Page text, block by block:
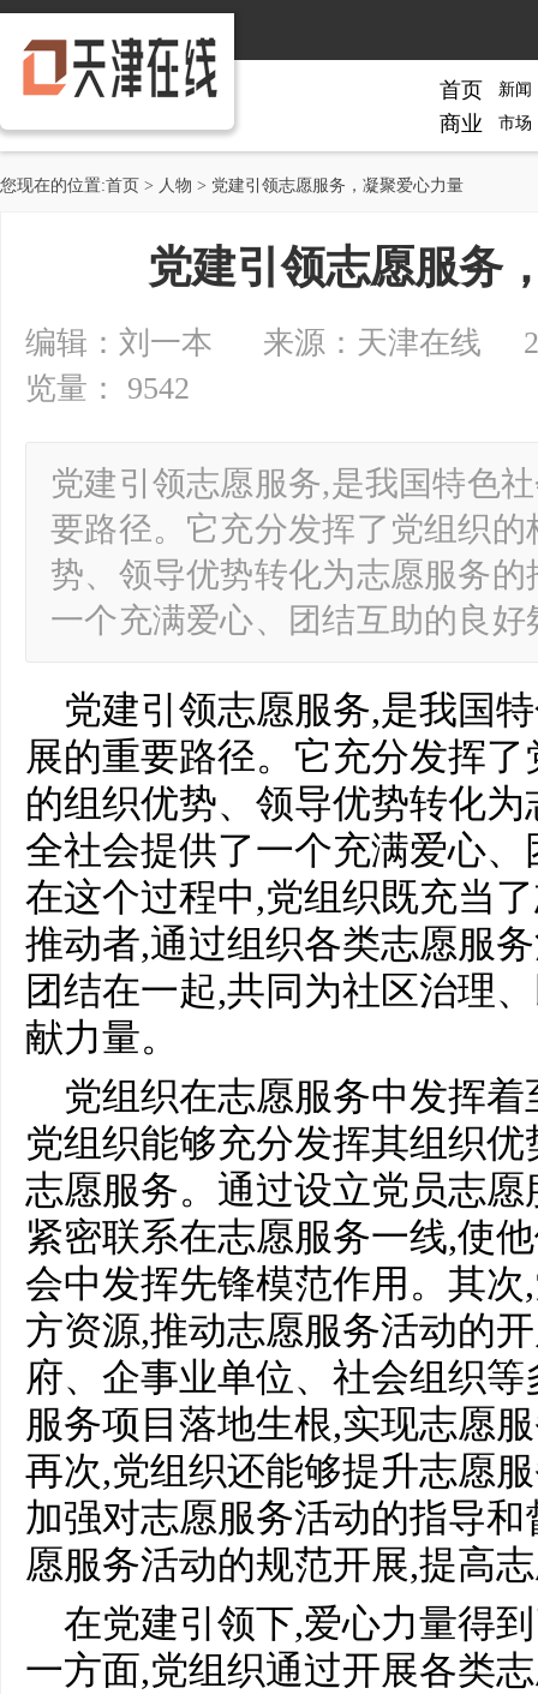
首页 新闻
商业 市场
您现在的位置:首页 > 人物 > 党建引领志愿服务，凝聚爱心力量
党建引领志愿服务
编辑：刘一本 来源：天津在线
览量： 9542
党建引领志愿服务,是我国特色
要路径。它充分发挥了党组织
势、领导优势转化为志愿服务
一个充满爱心、团结互助的良
党建引领志愿服务,是我国
展的重要路径。它充分发挥
的组织优势、领导优势转化
全社会提供了一个充满爱心
在这个过程中,党组织既充当
推动者,通过组织各类志愿服
团结在一起,共同为社区治理
献力量。
党组织在志愿服务中发挥
党组织能够充分发挥其组织
志愿服务。通过设立党员志
紧密联系在志愿服务一线,使
会中发挥先锋模范作用。其
方资源,推动志愿服务活动的
府、企事业单位、社会组织
服务项目落地生根,实现志愿
再次,党组织还能够提升志愿
加强对志愿服务活动的指导
愿服务活动的规范开展,提高
在党建引领下,爱心力量得
一方面,党组织通过开展各类